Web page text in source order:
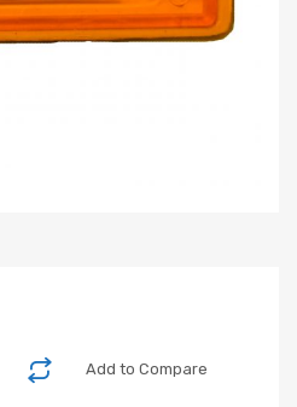
Add to Compare